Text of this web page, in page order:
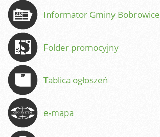
Informator Gminy Bobrowice
Folder promocyjny
Tablica ogłoszeń
e-mapa